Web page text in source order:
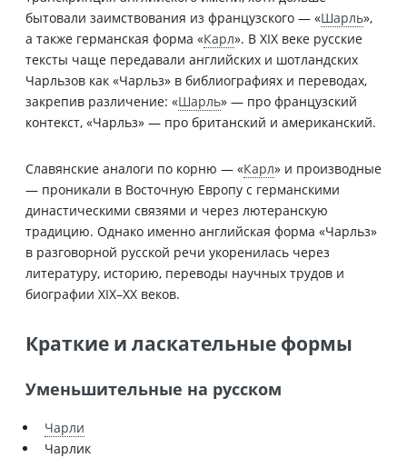
бытовали заимствования из французского — «Шарль»,
а также германская форма «Карл». В XIX веке русские
тексты чаще передавали английских и шотландских
Чарльзов как «Чарльз» в библиографиях и переводах,
закрепив различение: «Шарль» — про французский
контекст, «Чарльз» — про британский и американский.
Славянские аналоги по корню — «Карл» и производные
— проникали в Восточную Европу с германскими
династическими связями и через лютеранскую
традицию. Однако именно английская форма «Чарльз»
в разговорной русской речи укоренилась через
литературу, историю, переводы научных трудов и
биографии XIX–XX веков.
Краткие и ласкательные формы
Уменьшительные на русском
Чарли
Чарлик